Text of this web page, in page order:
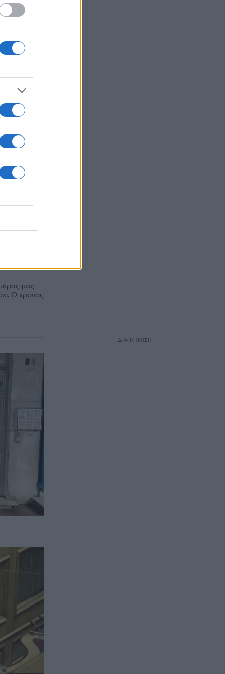
μας
Ο χρόνος
ΔΙΑΦΗΜΙΣΗ